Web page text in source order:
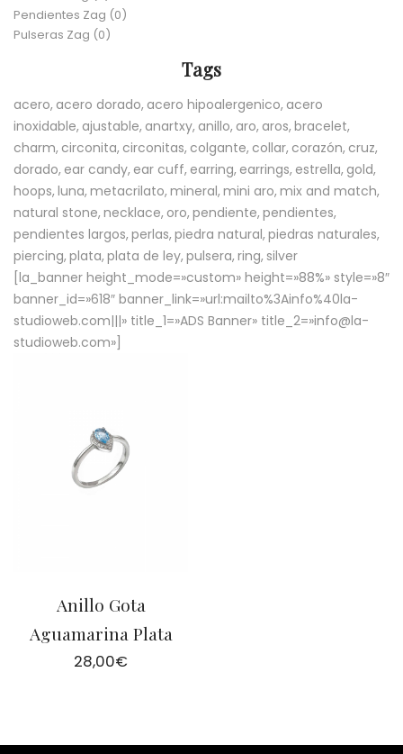
Pendientes Zag (0)
Pulseras Zag (0)
Tags
acero acero dorado acero hipoalergenico acero
inoxidable ajustable anartxy anillo aro aros bracelet
charm circonita circonitas colgante collar corazón cruz
dorado ear candy ear cuff earring earrings estrella gold
hoops luna metacrilato mineral mini aro mix and match
natural stone necklace oro pendiente pendientes
pendientes largos perlas piedra natural piedras naturales
piercing plata plata de ley pulsera ring silver
[la_banner height_mode=»custom» height=»88%» style=»8″
banner_id=»618″ banner_link=»url:mailto%3Ainfo%40la-
studioweb.com|||» title_1=»ADS Banner» title_2=»info@la-
studioweb.com»]
Anillo Gota
Aguamarina Plata
28,00€